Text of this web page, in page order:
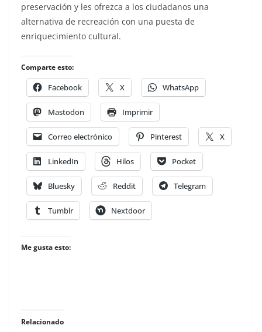
preservación y les ofrezca a los ciudadanos una
alternativa de recreación con una puesta de
enriquecimiento cultural.
Comparte esto:
Facebook X WhatsApp
Mastodon Imprimir
Correo electrónico Pinterest X
LinkedIn Hilos Pocket
Bluesky Reddit Telegram
Tumblr Nextdoor
Me gusta esto:
Relacionado